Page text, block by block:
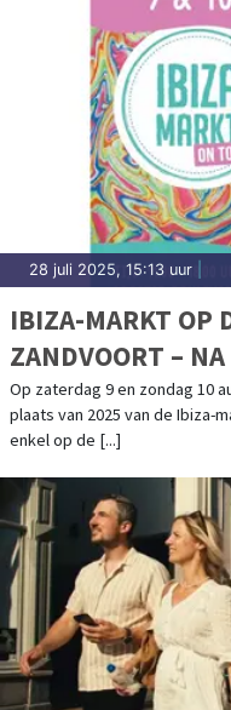
28 juli 2025, 15:13 uur
IBIZA-MARKT OP
ZANDVOORT – NA
HET WEER GAAN
MOOI WEEKEND!
Op zaterdag 9 en zondag 10
plaats van 2025 van de Ibiza-
enkel op de [...]